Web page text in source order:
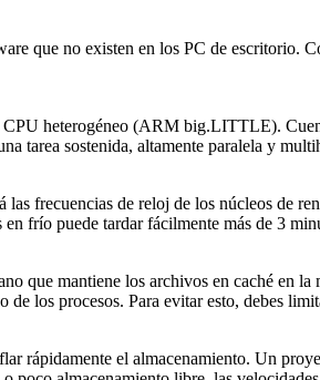
que no existen en los PC de escritorio.
heterogéneo (ARM big.LITTLE).
tarea sostenida, altamente paralela y
frecuencias de reloj de los núcleos de
frío puede tardar fácilmente más de 3
que mantiene los archivos en caché
los procesos. Para evitar esto, debes
rápidamente el almacenamiento. Un